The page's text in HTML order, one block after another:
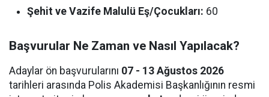
Şehit ve Vazife Malulü Eş/Çocukları: 60
Başvurular Ne Zaman ve Nasıl Yapılacak?
Adaylar ön başvurularını 07 - 13 Ağustos 2026
tarihleri arasında Polis Akademisi Başkanlığının resmi